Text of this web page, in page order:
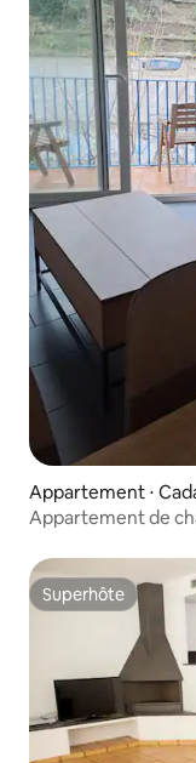
Appartement ⋅
Appartement de
Superhôte
Superhôte